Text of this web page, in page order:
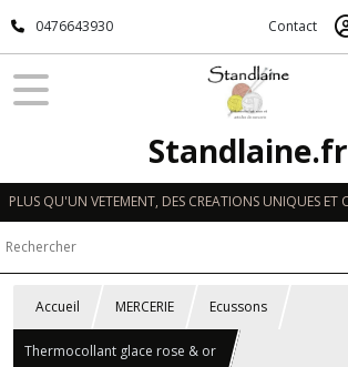
0476643930 Contact
Standlaine.fr
Accueil MERCERIE Ecussons
Thermocollant glace rose & or